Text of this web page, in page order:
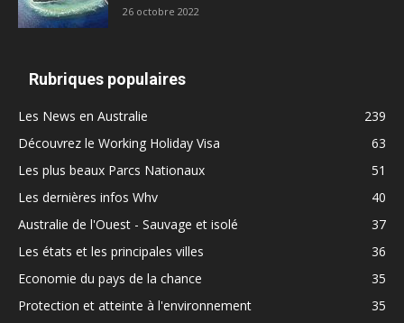
26 octobre 2022
Rubriques populaires
Les News en Australie
239
Découvrez le Working Holiday Visa
63
Les plus beaux Parcs Nationaux
51
Les dernières infos Whv
40
Australie de l'Ouest - Sauvage et isolé
37
Les états et les principales villes
36
Economie du pays de la chance
35
Protection et atteinte à l'environnement
35